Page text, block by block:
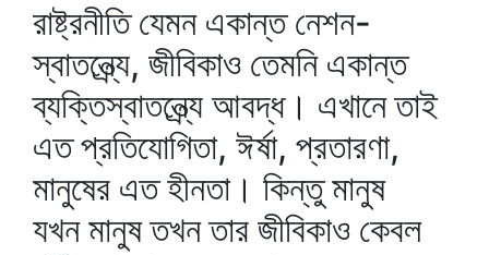
রাষ্ট্রনীতি যেমন একান্ত নেশন-
স্বাতন্ত্র্যে, জীবিকাও তেমনি একান্ত
ব্যক্তিস্বাতন্ত্র্যে আবদ্ধ। এখানে তাই
এত প্রতিযোগিতা, ঈর্ষা, প্রতারণা,
মানুষের এত হীনতা। কিন্তু মানুষ
যখন মানুষ তখন তার জীবিকাও কেবল